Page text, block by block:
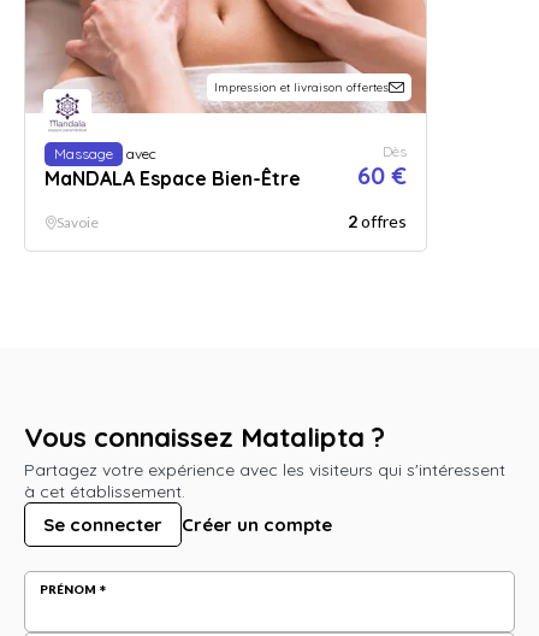
Impression et livraison offertes
Massage avec
MaNDALA Espace Bien-Être
Dès
60 €
Savoie 2offres
Vous connaissez Matalipta ?
Partagez votre expérience avec les visiteurs qui s'intéressent
à cet établissement.
Se connecter Créer un compte
PRÉNOM